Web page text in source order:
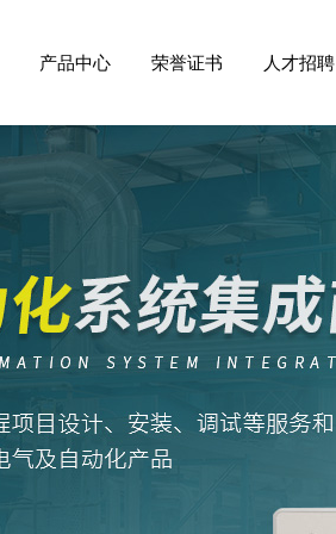
产品中心 荣誉证书 人才招聘